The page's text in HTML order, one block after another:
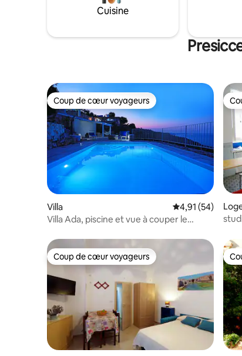
départ idéal près des meilleures plages
et villes d'art du Salento. Réservez dès
rêves ! Restez plus longtemps et
Cuisine
Coup de cœur voyageurs
Coup de cœur voyageurs
Villa Évaluation
4,91 (54)
Villa Ada, piscine et vue à couper le
Coup de cœur voyageurs
Coup de cœur voyageurs